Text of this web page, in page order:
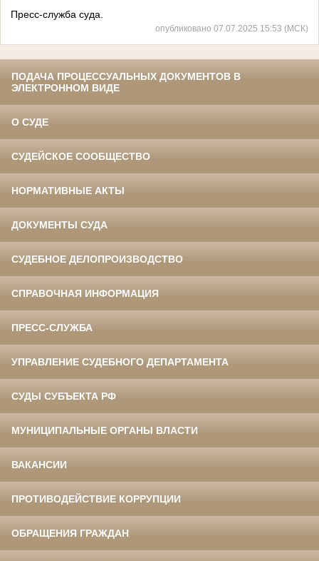
Пресс-служба суда.
опубликовано 07.07.2025 15:53 (МСК)
ПОДАЧА ПРОЦЕССУАЛЬНЫХ ДОКУМЕНТОВ В
ЭЛЕКТРОННОМ ВИДЕ
О СУДЕ
СУДЕЙСКОЕ СООБЩЕСТВО
НОРМАТИВНЫЕ АКТЫ
ДОКУМЕНТЫ СУДА
СУДЕБНОЕ ДЕЛОПРОИЗВОДСТВО
СПРАВОЧНАЯ ИНФОРМАЦИЯ
ПРЕСС-СЛУЖБА
УПРАВЛЕНИЕ СУДЕБНОГО ДЕПАРТАМЕНТА
СУДЫ СУБЪЕКТА РФ
МУНИЦИПАЛЬНЫЕ ОРГАНЫ ВЛАСТИ
ВАКАНСИИ
ПРОТИВОДЕЙСТВИЕ КОРРУПЦИИ
ОБРАЩЕНИЯ ГРАЖДАН